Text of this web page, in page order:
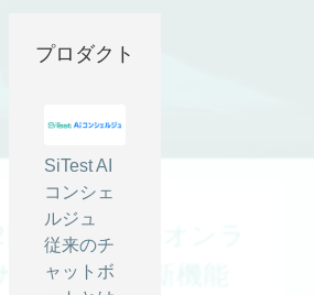
プロダクト
SiTest AI
コンシェ
ルジュ
従来のチ
ャットボ
日開催【無料オンラ
ー】SiTest 新機能